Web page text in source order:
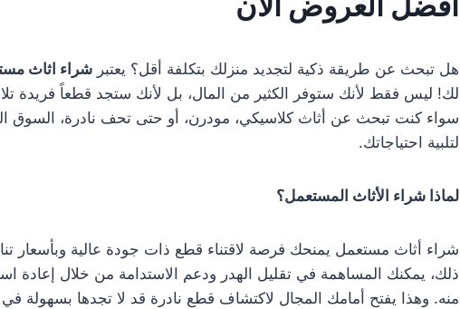
هل تبحث عن طريقة ذكية لتجديد منزلك بتكلفة أقل؟ يعتبر شراء اثاث
لك! ليس فقط لأنك ستوفر الكثير من المال، بل لأنك ستجد قطعاً فريدة
سواء كنت تبحث عن أثاث كلاسيكي، مودرن، أو حتى تحف نادرة، السوق
لتلبية احتياجاتك.
لماذا شراء الأثاث المستعمل؟
شراء أثاث مستعمل يمنحك فرصة لاقتناء قطع ذات جودة عالية وبأسعار
ذلك، يمكنك المساهمة في تقليل الهدر ودعم الاستدامة من خلال إعادة
منه. وهذا يفتح أمامك المجال لاكتشاف قطع نادرة قد لا تجدها بسهولة في